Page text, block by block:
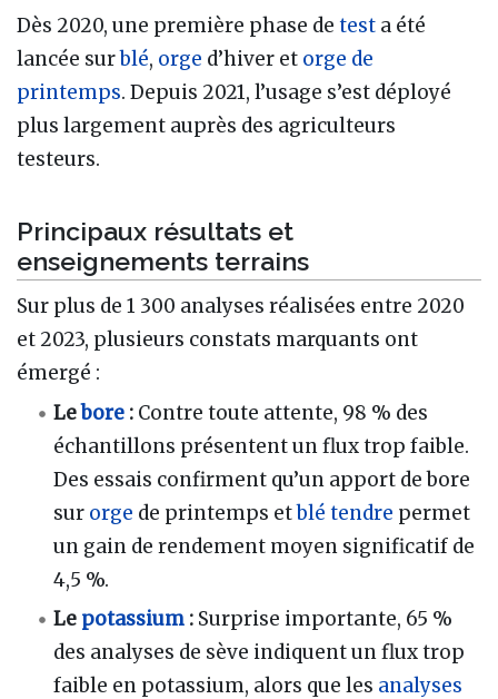
Dès 2020, une première phase de test a été
lancée surblé, orge d’hiver et orge de
printemps. Depuis 2021, l’usage s’est déployé
plus largement auprès des agriculteurs
testeurs.
Principaux résultats et
enseignements terrains
Sur plus de 1 300 analyses réalisées entre 2020
et 2023, plusieurs constats marquants ont
émergé :
Lebore : Contre toute attente, 98 % des
échantillons présentent un flux trop faible.
Des essais confirment qu’un apport de bore
sur orge de printemps etblé tendre permet
un gain de rendement moyen significatif de
4,5 %.
Le potassium : Surprise importante, 65 %
des analyses de sève indiquent un flux trop
faible en potassium, alors que les analyses